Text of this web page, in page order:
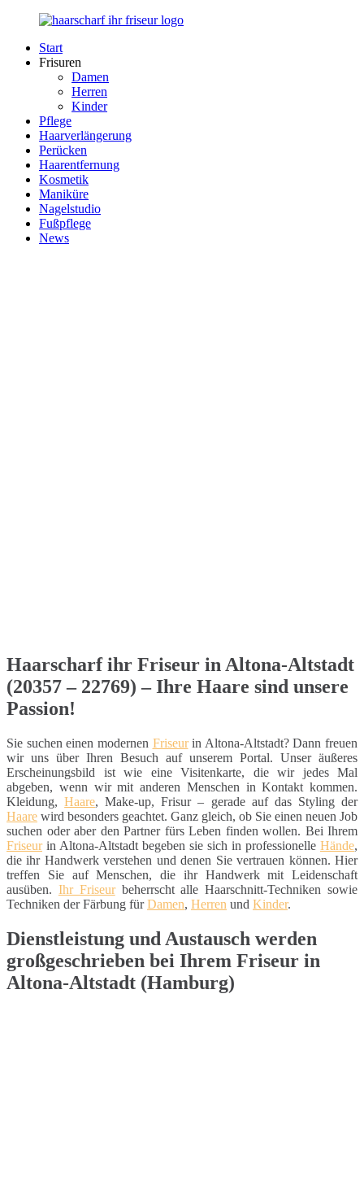
Zurück
Inhalt
Haarscharf
Händen
Start
Frisuren
Damen
Herren
Kinder
Pflege
Haarverlängerung
Perücken
Haarentfernung
Kosmetik
Maniküre
Nagelstudio
Fußpflege
News
Haarscharf ihr Friseur in Altona-Altstadt
(20357 – 22769) – Ihre Haare sind unsere
Passion!
Sie suchen einen modernen Friseurin Altona-Altstadt? Dann freuen
wir uns über Ihren Besuch auf unserem Portal. Unser äußeres
Erscheinungsbild ist wie eine Visitenkarte, die wir jedes Mal
abgeben, wenn wir mit anderen Menschen in Kontakt kommen.
Kleidung,Haare, Make-up, Frisur – gerade auf das Styling der
Haare wird besonders geachtet. Ganz gleich, ob Sie einen neuen Job
suchen oder aber den Partner fürs Leben finden wollen. Bei Ihrem
Friseurin Altona-Altstadt begeben sie sich in professionelle Hände,
die ihr Handwerk verstehen und denen Sie vertrauen können. Hier
treffen Sie auf Menschen, die ihr Handwerk mit Leidenschaft
ausüben. Ihr Friseurbeherrscht alle Haarschnitt-Techniken sowie
Techniken der Färbung fürDamen, Herren und Kinder.
Dienstleistung und Austausch werden
großgeschrieben bei Ihrem Friseur in
Altona-Altstadt (Hamburg)